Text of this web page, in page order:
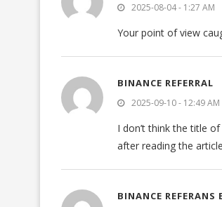
2025-08-04 - 1:27 AM
Your point of view
BINANCE REFERRAL
2025-09-10 - 12:49 AM
I don’t think the title
after reading the
BINANCE REFERANS